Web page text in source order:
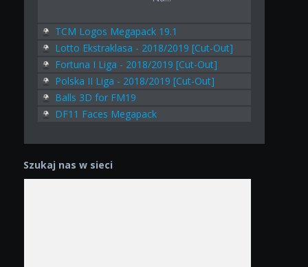
TCM Logos Megapack 19.1
Lotto Ekstraklasa - 2018/2019 [Cut-Out]
Fortuna I Liga - 2018/2019 [Cut-Out]
Polska II Liga - 2018/2019 [Cut-Out]
Balls 3D for FM19
DF11 Faces Megapack
Szukaj nas w sieci